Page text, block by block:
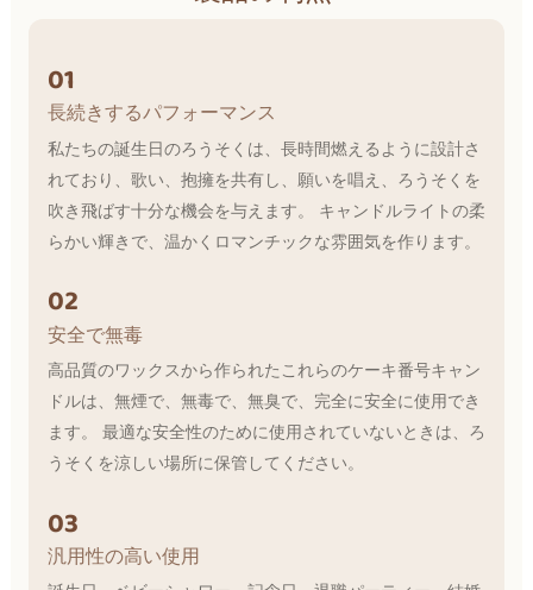
01
長続きするパフォーマンス
私たちの誕生日のろうそくは、長時間燃えるように設計さ
れており、歌い、抱擁を共有し、願いを唱え、ろうそくを
吹き飛ばす十分な機会を与えます。 キャンドルライトの柔
らかい輝きで、温かくロマンチックな雰囲気を作ります。
02
安全で無毒
高品質のワックスから作られたこれらのケーキ番号キャン
ドルは、無煙で、無毒で、無臭で、完全に安全に使用でき
ます。 最適な安全性のために使用されていないときは、ろ
うそくを涼しい場所に保管してください。
03
汎用性の高い使用